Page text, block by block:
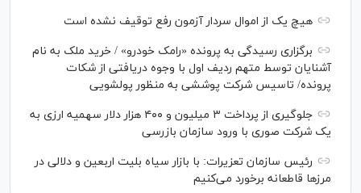
هیچ یک از اموال سردار آزمون رفع توقیف نشده است
برگزاری رسیدگی به پرونده «رامک خودرو» / خرید ملک به نام
آشنایان توسط متهم ردیف اول با وجوه دریافتی از شکات
پرونده/ تاسیس شرکت پوششی به منظور پولشویی
جلوگیری از پرداخت ۳ میلیون و ۴۰۰ هزار دلار سهمیه ارزی به
یک شرکت صوری با ورود سازمان بازرسی
رئیس سازمان تعزیرات: با بازار سیاه بلیت اربعین و دلالی در
مرز‌ها قاطعانه برخورد می‌کنیم